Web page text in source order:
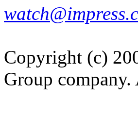
Copyright (c)
Group